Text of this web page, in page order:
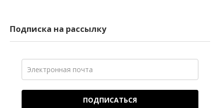
Подписка на рассылку
ПОДПИСАТЬСЯ